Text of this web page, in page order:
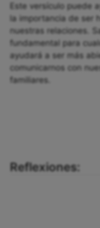
Este versículo puede
la importancia de ser
nuestras relaciones.
fundamental para
ayudará a ser más
comunicarnos con
familiares.
Reflexiones: